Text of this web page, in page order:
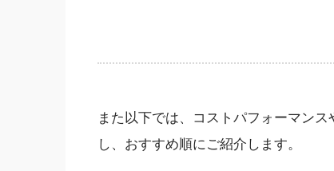
また以下では、コストパフォーマン
し、おすすめ順にご紹介します。